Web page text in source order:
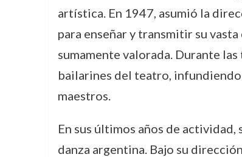
artística. En 1947, asumió la
para enseñar y transmitir su
sumamente valorada. Durante
bailarines del teatro, infundiendo
maestros.
En sus últimos años de
danza argentina. Bajo su